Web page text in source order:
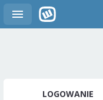
LOGOWANIE